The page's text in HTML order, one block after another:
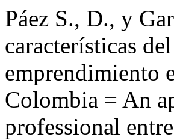
Páez S., D., y
características
emprendimiento
Colombia = An
professional